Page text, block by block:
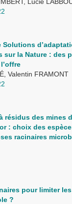
Solutions
sur la Nature : des
Valentin FRAMONT
résidus des mines
: choix des
racinaires
pour limiter
?